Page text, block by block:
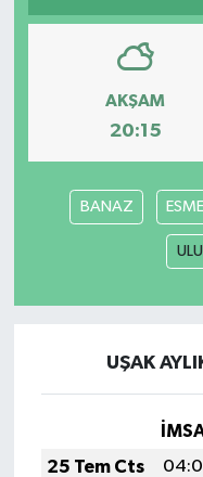
AKŞAM
20:15
BANAZ ESME
UŞAK
25 Tem Cts